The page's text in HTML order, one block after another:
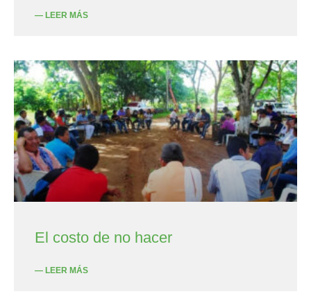
— LEER MÁS
El costo de no hacer
— LEER MÁS